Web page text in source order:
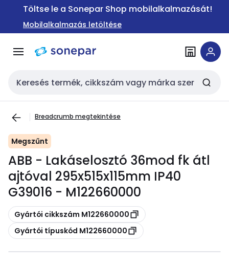
Ugrás a
Ugrás a
tartalomra
Töltse le a Sonepar Shop mobilalkalmazását!
Mobilalkalmazás letöltése
Keresési bemenet
Breadcrumb megtekintése
Megszűnt
ABB - Lakáselosztó 36mod fk átl
ajtóval 295x515x115mm IP40
G39016 - M122660000
Másolás
Gyártói cikkszám M122660000
Másolás
Gyártói típuskód M122660000